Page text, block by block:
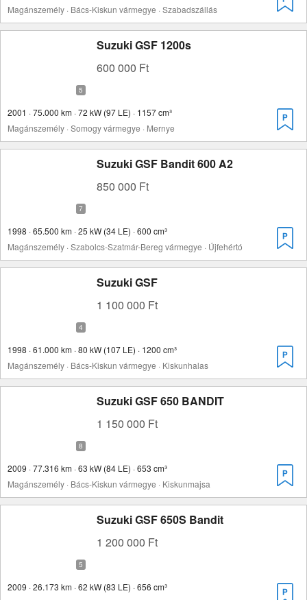
Magánszemély · Bács-Kiskun vármegye · Szabadszállás
Suzuki GSF 1200s
600 000 Ft
2001 · 75.000 km · 72 kW (97 LE) · 1157 cm³
Magánszemély · Somogy vármegye · Mernye
Suzuki GSF Bandit 600 A2
850 000 Ft
1998 · 65.500 km · 25 kW (34 LE) · 600 cm³
Magánszemély · Szabolcs-Szatmár-Bereg vármegye · Újfehértó
Suzuki GSF
1 100 000 Ft
1998 · 61.000 km · 80 kW (107 LE) · 1200 cm³
Magánszemély · Bács-Kiskun vármegye · Kiskunhalas
Suzuki GSF 650 BANDIT
1 150 000 Ft
2009 · 77.316 km · 63 kW (84 LE) · 653 cm³
Magánszemély · Bács-Kiskun vármegye · Kiskunmajsa
Suzuki GSF 650S Bandit
1 200 000 Ft
2009 · 26.173 km · 62 kW (83 LE) · 656 cm³